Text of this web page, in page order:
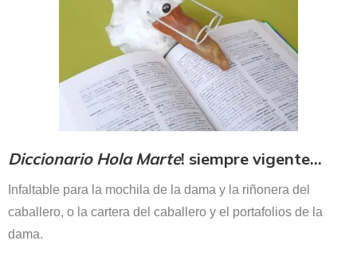
Diccionario Hola Marte! siempre vigente…
Infaltable para la mochila de la dama y la riñonera del
caballero, o la cartera del caballero y el portafolios de la
dama.